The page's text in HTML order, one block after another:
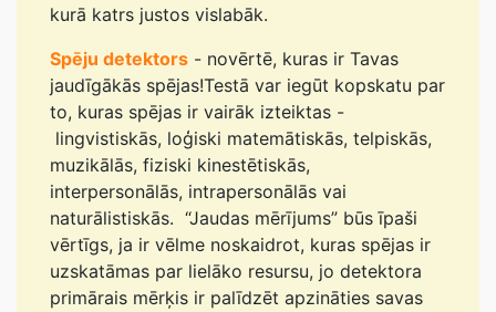
kurā katrs justos vislabāk.
Spēju detektors - novērtē, kuras ir Tavas
jaudīgākās spējas!Testā var iegūt kopskatu par
to, kuras spējas ir vairāk izteiktas -
lingvistiskās, loģiski matemātiskās, telpiskās,
muzikālās, fiziski kinestētiskās,
interpersonālās, intrapersonālās vai
naturālistiskās. “Jaudas mērījums” būs īpaši
vērtīgs, ja ir vēlme noskaidrot, kuras spējas ir
uzskatāmas par lielāko resursu, jo detektora
primārais mērķis ir palīdzēt apzināties savas